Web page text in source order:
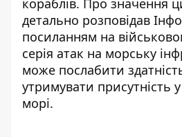
кораблів. Про значення
детально розповідав
посиланням на
серія атак на морську
може послабити
утримувати присутність
морі.